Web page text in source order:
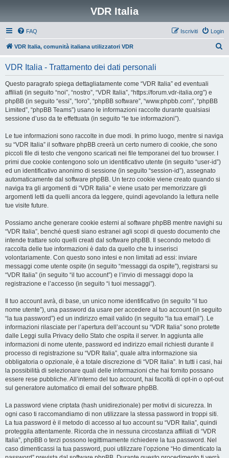
VDR Italia
FAQ Login
Iscriviti
VDR Italia, comunità italiana utilizzatori VDR
VDR Italia - Trattamento dei dati personali
Questo paragrafo spiega dettagliatamente come “VDR Italia” ed eventuali
affiliati (in seguito “noi”, “nostro”, “VDR Italia”, “https://forum.vdr-italia.org”) e
phpBB (in seguito “essi”, “loro”, “phpBB software”, “www.phpbb.com”, “phpBB
Limited”, “phpBB Teams”) usano le informazioni raccolte durante qualsiasi
sessione d’uso da te effettuata (in seguito “le tue informazioni”).
Le tue informazioni sono raccolte in due modi. In primo luogo, mentre si naviga
su “VDR Italia” il software phpBB creerà un certo numero di cookie, che sono
piccoli file di testo che vengono scaricati nei file temporanei del tuo browser. I
primi due cookie contengono solo un identificativo utente (in seguito “user-id”)
ed un identificativo anonimo di sessione (in seguito “session-id”), assegnato
automaticamente dal software phpBB. Un terzo cookie viene creato quando si
naviga tra gli argomenti di “VDR Italia” e viene usato per memorizzare gli
argomenti letti da quelli ancora da leggere, quindi agevolando la lettura nelle
tue visite future.
Possiamo anche generare cookie esterni al software phpBB mentre navighi su
“VDR Italia”, benché questi siano estranei agli scopi di questo documento che
intende trattare solo quelli creati dal software phpBB. Il secondo metodo di
raccolta delle tue informazioni è dato da quello che tu inserisci
volontariamente. Con questo sono intesi e non limitati ad essi: inviare
messaggi come utente ospite (in seguito “messaggi da ospite”), registrarsi su
“VDR Italia” (in seguito “il tuo account”) e l’invio di messaggi dopo la
registrazione e l’accesso (in seguito “i tuoi messaggi”).
Il tuo account avrà, di base, un unico nome identificativo (in seguito “il tuo
nome utente”), una password da usare per accedere al tuo account (in seguito
“la tua password”) ed un indirizzo email valido (in seguito “la tua email”). Le
informazioni rilasciate per l’apertura dell’account su “VDR Italia” sono protette
dalle Leggi sulla Privacy dello Stato che ospita il server. In aggiunta alle
informazioni di nome utente, password ed indirizzo email richiesti durante il
processo di registrazione su “VDR Italia”, quale altra informazione sia
obbligatoria o opzionale, è a totale discrezione di “VDR Italia”. In tutti i casi, hai
la possibilità di selezionare quali delle informazioni che hai fornito possano
essere rese pubbliche. All’interno del tuo account, hai facoltà di opt-in o opt-out
sul generatore automatico di email del software phpBB.
La password viene criptata (hash unidirezionale) per motivi di sicurezza. In
ogni caso ti raccomandiamo di non utilizzare la stessa password in troppi siti.
La tua password è il metodo di accesso al tuo account su “VDR Italia”, quindi
proteggila attentamente. Ricorda che in nessuna circostanza affiliati di “VDR
Italia”, phpBB o terzi possono legittimamente richiedere la tua password. Nel
caso dimenticassi la tua password, puoi utilizzare l’opzione “Ho dimenticato la